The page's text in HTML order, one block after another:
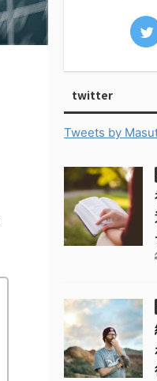
twitter
Tweets by